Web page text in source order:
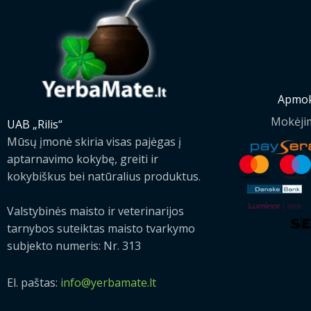
UAB „Rilis“
Mūsų įmonė skiria visas pajėgas į
aptarnavimo kokybę, greiti ir
kokybiškus bei natūralius produktus.
Valstybinės maisto ir veterinarijos
tarnybos suteiktas maisto tvarkymo
subjekto numeris: Nr. 313
El. paštas: info@yerbamate.lt